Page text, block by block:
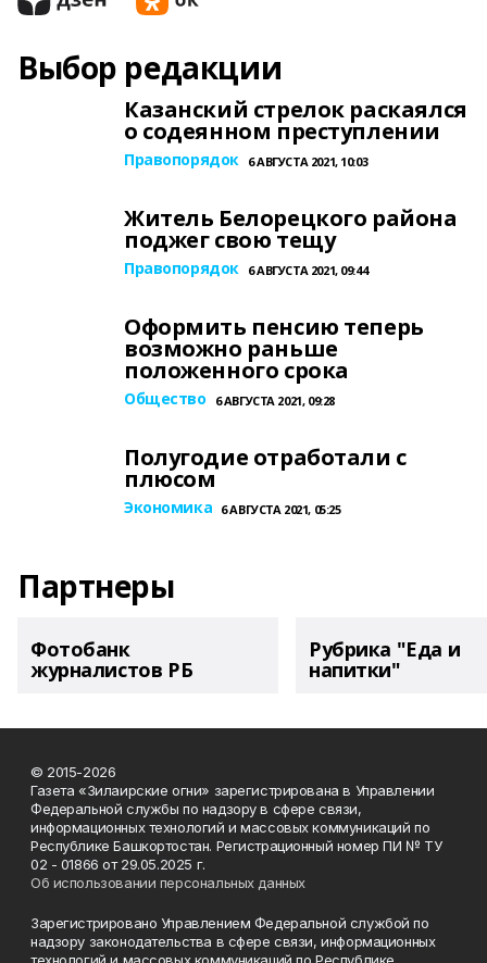
Выбор редакции
Казанский стрелок раскаялся
о содеянном преступлении
Правопорядок 6 АВГУСТА 2021, 10:03
Житель Белорецкого района
поджег свою тещу
Правопорядок 6 АВГУСТА 2021, 09:44
Оформить пенсию теперь
возможно раньше
положенного срока
Общество 6 АВГУСТА 2021, 09:28
Полугодие отработали с
плюсом
Экономика 6 АВГУСТА 2021, 05:25
Партнеры
Фотобанк
журналистов РБ
Рубрика "Еда и
напитки"
© 2015-2026
Газета «Зилаирские огни» зарегистрирована в Управлении
Федеральной службы по надзору в сфере связи,
информационных технологий и массовых коммуникаций по
Республике Башкортостан. Регистрационный номер ПИ № ТУ
02 - 01866 от 29.05.2025 г.
Об использовании персональных данных
Зарегистрировано Управлением Федеральной службой по
надзору законодательства в сфере связи, информационных